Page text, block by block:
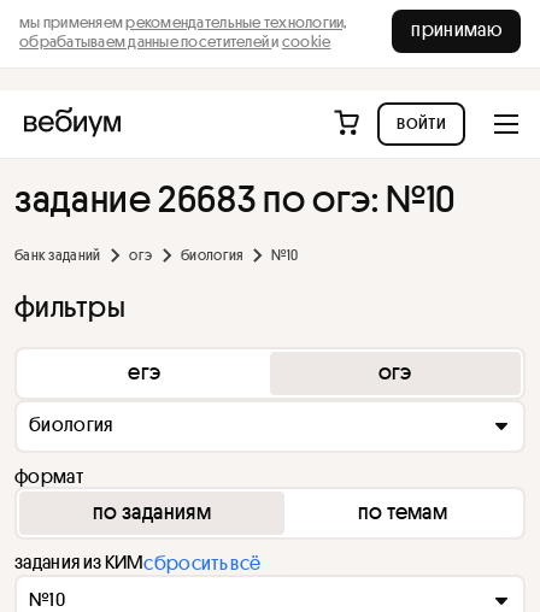
мы применяемрекомендательные технологии,
обрабатываем данные посетителейи cookie
принимаю
войти
задание 26683 по огэ: №10
банк заданий огэ биология №10
фильтры
егэ огэ
биология
формат
по заданиям по темам
задания из КИМсбросить всё
№10